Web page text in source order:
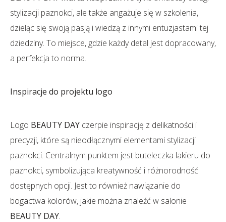
stylizacji paznokci, ale także angażuje się w szkolenia,
dzieląc się swoją pasją i wiedzą z innymi entuzjastami tej
dziedziny. To miejsce, gdzie każdy detal jest dopracowany,
a perfekcja to norma.
Inspiracje do projektu logo
Logo BEAUTY DAY czerpie inspirację z delikatności i
precyzji, które są nieodłącznymi elementami stylizacji
paznokci. Centralnym punktem jest buteleczka lakieru do
paznokci, symbolizująca kreatywność i różnorodność
dostępnych opcji. Jest to również nawiązanie do
bogactwa kolorów, jakie można znaleźć w salonie
BEAUTY DAY.